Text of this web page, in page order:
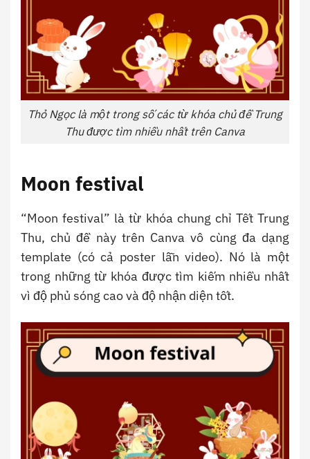
Thỏ Ngọc là một trong số các từ khóa chủ đề Trung
Thu được tìm nhiều nhất trên Canva
Moon festival
“Moon festival” là từ khóa chung chỉ Tết Trung
Thu, chủ đề này trên Canva vô cùng đa dạng
template (có cả poster lẫn video). Nó là một
trong những từ khóa được tìm kiếm nhiều nhất
vì độ phủ sóng cao và độ nhận diện tốt.